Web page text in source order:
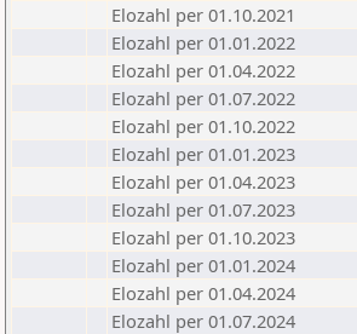
Elozahl per 01.10.2021
Elozahl per 01.01.2022
Elozahl per 01.04.2022
Elozahl per 01.07.2022
Elozahl per 01.10.2022
Elozahl per 01.01.2023
Elozahl per 01.04.2023
Elozahl per 01.07.2023
Elozahl per 01.10.2023
Elozahl per 01.01.2024
Elozahl per 01.04.2024
Elozahl per 01.07.2024